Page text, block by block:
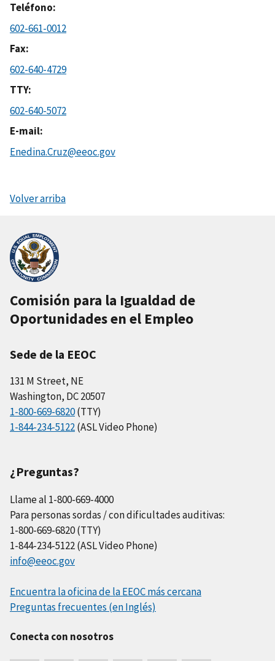
Teléfono
602-661-0012
Fax
602-640-4729
TTY
602-640-5072
E-mail
Enedina.Cruz@eeoc.gov
Volver arriba
Comisión para la Igualdad de
Oportunidades en el Empleo
Sede de la EEOC
131 M Street, NE
Washington, DC 20507
1-800-669-6820(TTY)
1-844-234-5122(ASL Video Phone)
¿Preguntas?
Llame al 1-800-669-4000
Para personas sordas / con dificultades auditivas:
1-800-669-6820 (TTY)
1-844-234-5122 (ASL Video Phone)
info@eeoc.gov
Encuentra la oficina de la EEOC más cercana
Preguntas frecuentes (en Inglés)
Conecta con nosotros